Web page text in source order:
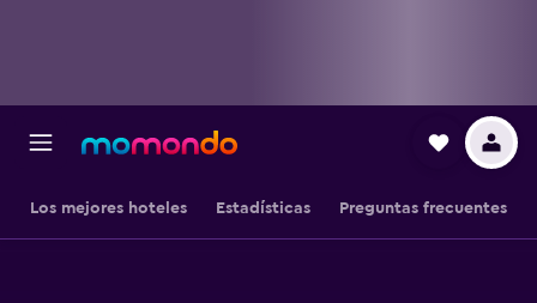
Los mejores hoteles Estadísticas Preguntas frecuentes